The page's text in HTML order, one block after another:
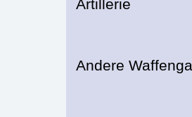
Artillerie
Andere